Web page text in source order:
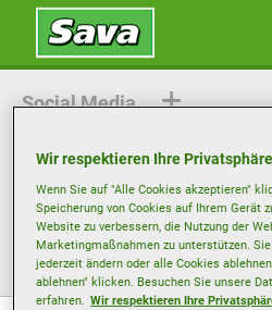
Social Media
FacebookTwitter
Legal Links
Wir respektieren Ihre
Wenn Sie auf "Alle Cookies akzeptieren"
Speicherung von Cookies auf Ihrem Gerät
Website zu verbessern, die Nutzung der
Marketingmaßnahmen zu unterstützen.
jederzeit ändern oder alle Cookies
ablehnen" klicken. Besuchen Sie unsere
erfahren. Wir respektieren Ihre